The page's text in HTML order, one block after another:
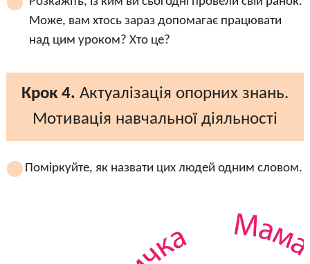
Може, вам хтось зараз допомагає працювати
над цим уроком? Хто це?
Крок 4. Актуалізація опорних знань.
Мотивація навчальної діяльності
Поміркуйте, як назвати цих людей одним словом.